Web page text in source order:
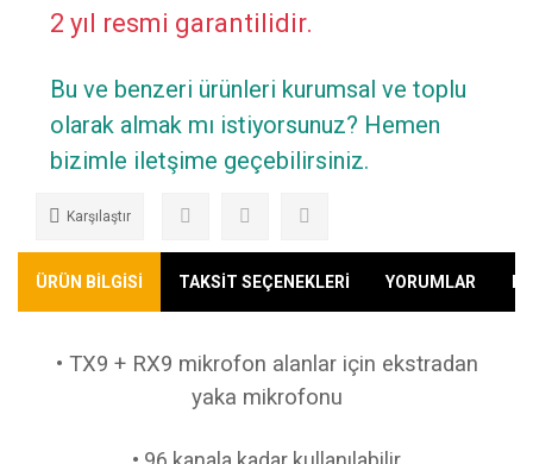
2 yıl resmi garantilidir.
Bu ve benzeri ürünleri kurumsal ve toplu
olarak almak mı istiyorsunuz? Hemen
bizimle iletşime geçebilirsiniz.
Karşılaştır
ÜRÜN BİLGİSİ TAKSİT SEÇENEKLERİ YORUMLAR
• TX9 + RX9 mikrofon alanlar için ekstradan
yaka mikrofonu